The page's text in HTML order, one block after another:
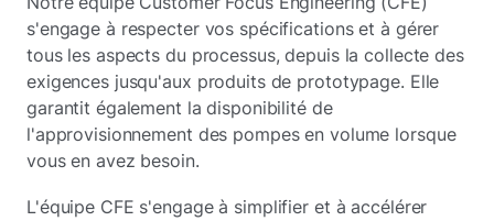
s'engage à respecter vos spécifications et à gérer
tous les aspects du processus, depuis la collecte des
exigences jusqu'aux produits de prototypage. Elle
garantit également la disponibilité de
l'approvisionnement des pompes en volume lorsque
vous en avez besoin.
L'équipe CFE s'engage à simplifier et à accélérer